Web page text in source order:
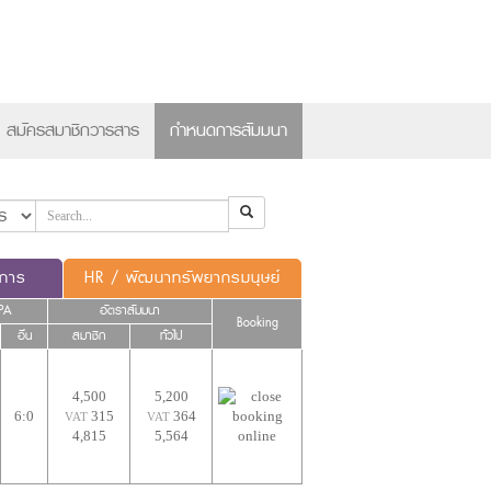
สมัครสมาชิกวารสาร กำหนดการสัมมนา
าร HR / พัฒนาทรัพยากรมนุษย์
อัตราสัมมนา
Booking
อื่น สมาชิก ทั่วไป
6:0
4,500
VAT315
4,815
5,200
VAT364
5,564